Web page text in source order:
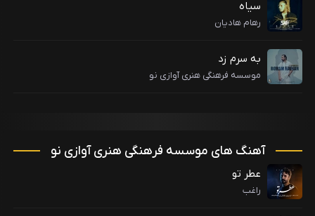
سیاه
رهام هادیان
به سرم زد
موسسه فرهنگی هنری آوازی نو
آهنگ های موسسه فرهنگی هنری آوازی نو
عطر تو
راغب